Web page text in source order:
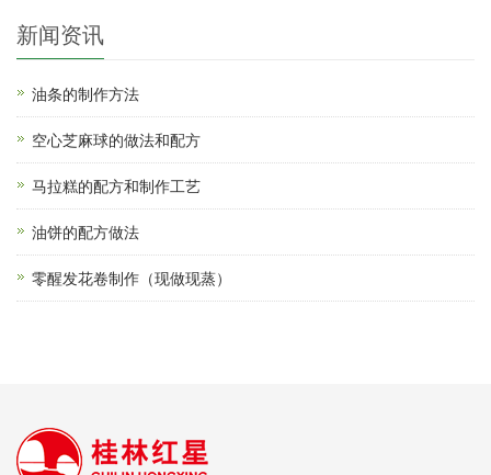
新闻资讯
油条的制作方法
空心芝麻球的做法和配方
马拉糕的配方和制作工艺
油饼的配方做法
零醒发花卷制作（现做现蒸）